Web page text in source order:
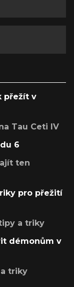
přežít v
Tau Ceti IV
6
ten
pro přežití
a triky
démonům v
triky